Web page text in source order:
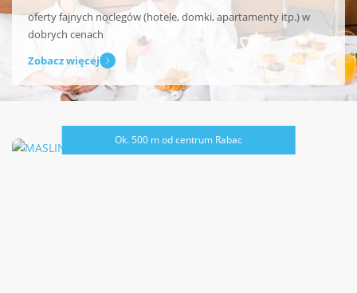
oferty fajnych noclegów (hotele, domki, apartamenty itp.) w
dobrych cenach
Zobacz więcej
Ok. 500 m od centrum Rabac